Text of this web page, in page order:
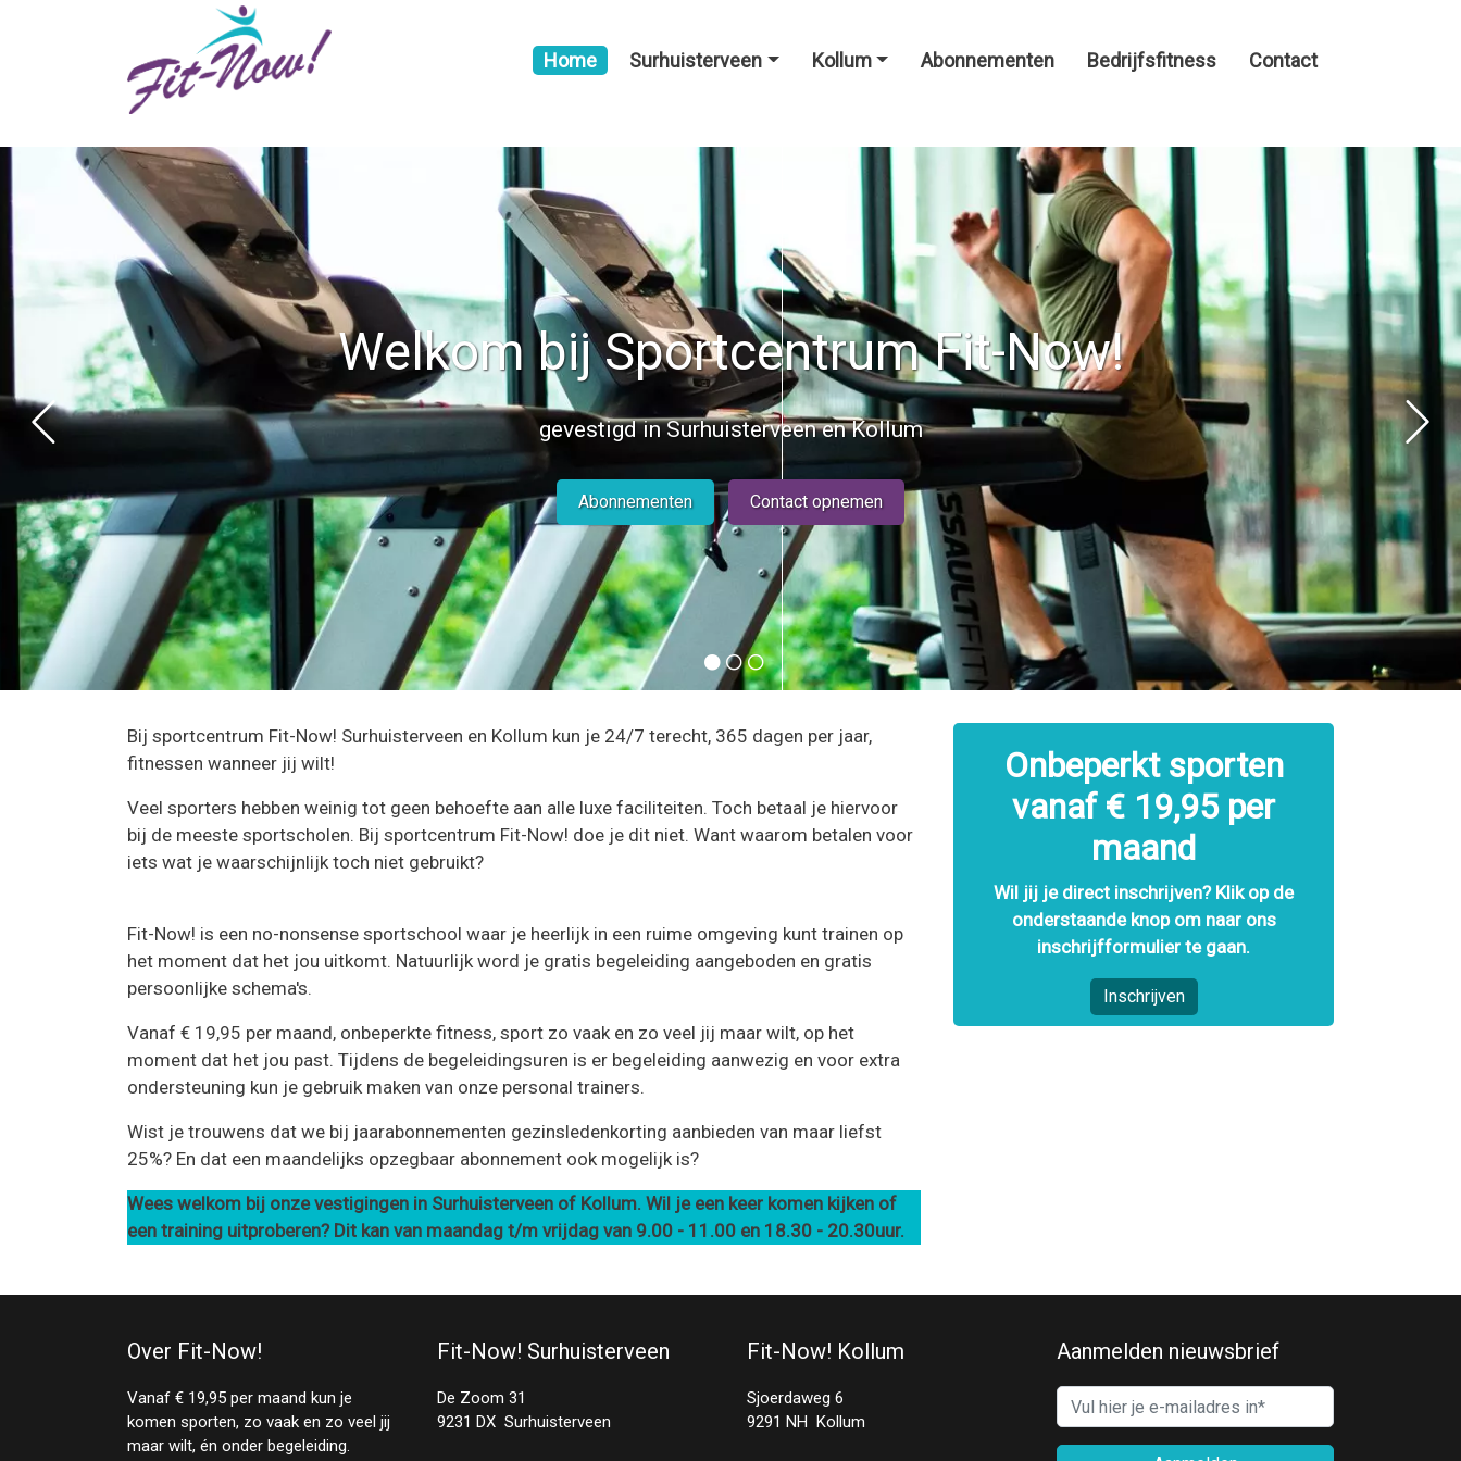
Home Surhuisterveen Kollum Abonnementen Bedrijfsfitness Contact
Welkom bij Sportcentrum Fit-Now!
gevestigd in Surhuisterveen en Kollum
Abonnementen Contact opnemen
Bij sportcentrum Fit-Now! Surhuisterveen en Kollum kun je 24/7 terecht, 365 dagen per jaar,
fitnessen wanneer jij wilt!
Veel sporters hebben weinig tot geen behoefte aan alle luxe faciliteiten. Toch betaal je hiervoor
bij de meeste sportscholen. Bij sportcentrum Fit-Now! doe je dit niet. Want waarom betalen voor
iets wat je waarschijnlijk toch niet gebruikt?
Fit-Now! is een no-nonsense sportschool waar je heerlijk in een ruime omgeving kunt trainen op
het moment dat het jou uitkomt. Natuurlijk word je gratis begeleiding aangeboden en gratis
persoonlijke schema's.
Vanaf € 19,95 per maand, onbeperkte fitness, sport zo vaak en zo veel jij maar wilt, op het
moment dat het jou past. Tijdens de begeleidingsuren is er begeleiding aanwezig en voor extra
ondersteuning kun je gebruik maken van onze personal trainers.
Wist je trouwens dat we bij jaarabonnementen gezinsledenkorting aanbieden van maar liefst
25%? En dat een maandelijks opzegbaar abonnement ook mogelijk is?
Wees welkom bij onze vestigingen in Surhuisterveen of Kollum. Wil je een keer komen kijken of
een training uitproberen? Dit kan van maandag t/m vrijdag van 9.00 - 11.00 en 18.30 - 20.30uur.
Onbeperkt sporten
vanaf € 19,95 per
maand
Wil jij je direct inschrijven? Klikop de
onderstaande knop om naar ons
inschrijfformulier te gaan.
Inschrijven
Over Fit-Now!
Vanaf € 19,95 per maand kun je
komen sporten, zo vaak en zo veel jij
maar wilt, én onder begeleiding.
Fit-Now! Surhuisterveen
De Zoom 31
9231 DX Surhuisterveen
Fit-Now! Kollum
Sjoerdaweg 6
9291 NH Kollum
Aanmelden nieuwsbrief